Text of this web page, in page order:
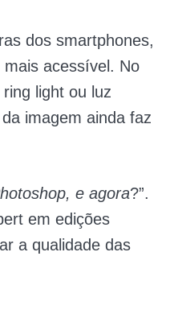
dos smartphones,
acessível. No
light ou luz
imagem ainda faz
e agora?”.
em edições
a qualidade das